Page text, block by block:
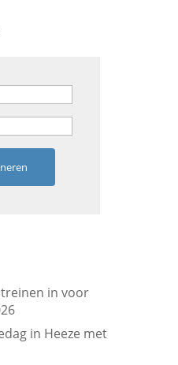
in voor
in Heeze met